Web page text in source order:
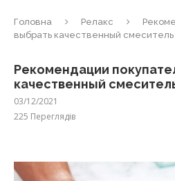
Головна Релакс
выбрать качественный
Рекомендации
качественный
03/12/2021
225 Переглядів